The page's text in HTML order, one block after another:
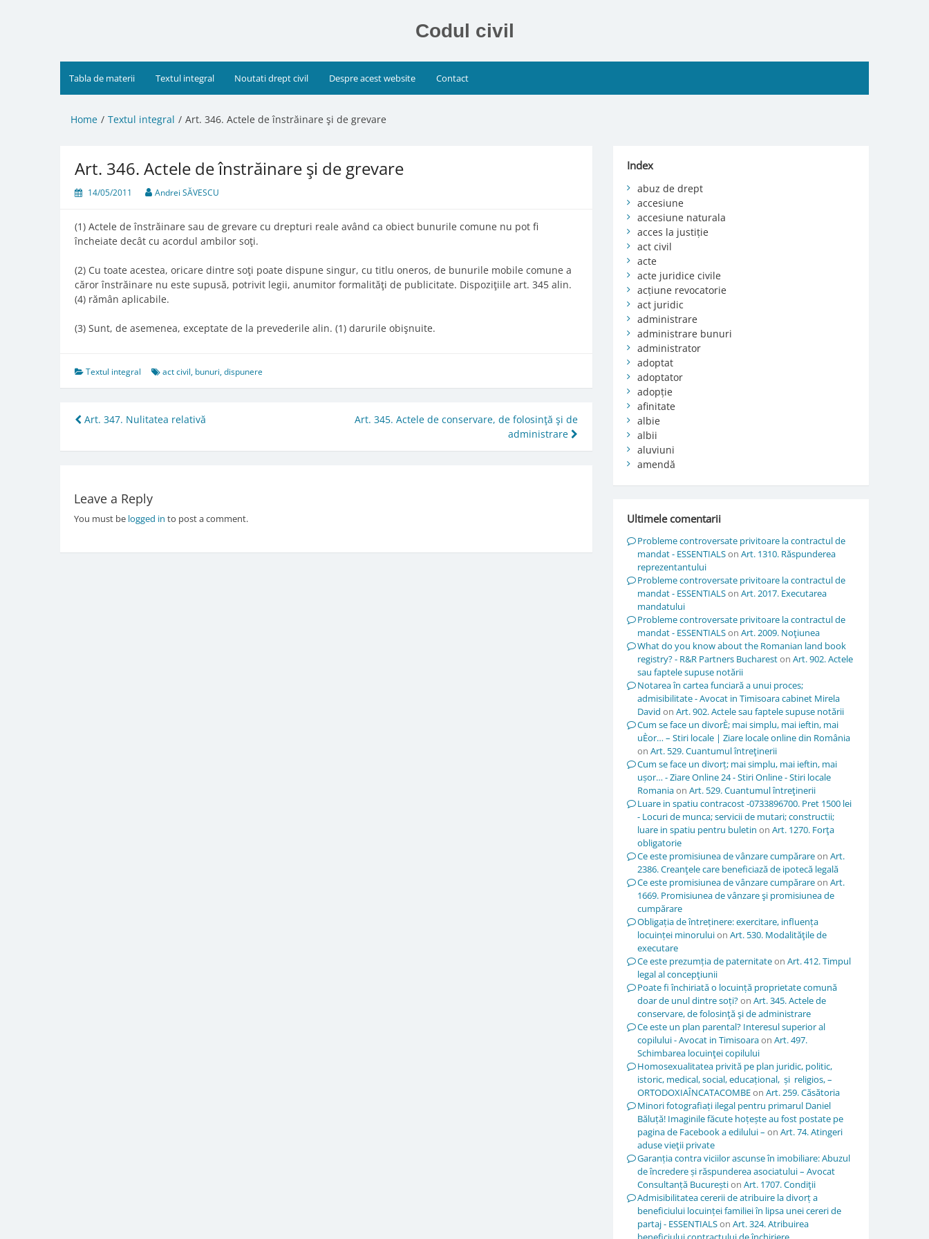
Codul civil
Tabla de materii Textul integral Noutati drept civil Despre acest website Contact
Home Textul integral Art. 346. Actele de înstrăinare şi de grevare
Art. 346. Actele de înstrăinare şi de grevare
14/05/2011 Andrei SĂVESCU
(1) Actele de înstrăinare sau de grevare cu drepturi reale având ca obiect bunurile comune nu pot fi
încheiate decât cu acordul ambilor soţi.
(2) Cu toate acestea, oricare dintre soţi poate dispune singur, cu titlu oneros, de bunurile mobile comune a
căror înstrăinare nu este supusă, potrivit legii, anumitor formalităţi de publicitate. Dispoziţiile art. 345 alin.
(4) rămân aplicabile.
(3) Sunt, de asemenea, exceptate de la prevederile alin. (1) darurile obişnuite.
Textul integral act civil, bunuri,dispunere
Post
navigation
Art. 347. Nulitatea relativă
Art. 345. Actele de conservare, de folosinţă şi de
administrare
Leave a Reply
You must be logged in to post a comment.
Index
abuz de drept
accesiune
accesiune naturala
acces la justiție
act civil
acte
acte juridice civile
acțiune revocatorie
act juridic
administrare
administrare bunuri
administrator
adoptat
adoptator
adopție
afinitate
albie
albii
aluviuni
amendă
Ultimele comentarii
Probleme controversate privitoare la contractul de
mandat - ESSENTIALSon Art. 1310. Răspunderea
reprezentantului
Probleme controversate privitoare la contractul de
mandat - ESSENTIALSon Art. 2017. Executarea
mandatului
Probleme controversate privitoare la contractul de
mandat - ESSENTIALSon Art. 2009. Noţiunea
What do you know about the Romanian land book
registry? - R&R Partners Buchareston Art. 902. Actele
sau faptele supuse notării
Notarea în cartea funciară a unui proces;
admisibilitate - Avocat in Timisoara cabinet Mirela
David on Art. 902. Actele sau faptele supuse notării
Cum se face un divorÈ; mai simplu, mai ieftin, mai
uÈor… – Stiri locale | Ziare locale online din România
on Art. 529. Cuantumul întreţinerii
Cum se face un divorț; mai simplu, mai ieftin, mai
ușor… - Ziare Online 24 - Stiri Online - Stiri locale
Romaniaon Art. 529. Cuantumul întreţinerii
Luare in spatiu contracost -0733896700. Pret 1500 lei
- Locuri de munca; servicii de mutari; constructii;
luare in spatiu pentru buletin on Art. 1270. Forţa
obligatorie
Ce este promisiunea de vânzare cumpărareon Art.
2386. Creanţele care beneficiază de ipotecă legală
Ce este promisiunea de vânzare cumpărareon Art.
1669. Promisiunea de vânzare şi promisiunea de
cumpărare
Obligația de întreținere: exercitare, influența
locuinței minoruluion Art. 530. Modalităţile de
executare
Ce este prezumția de paternitateon Art. 412. Timpul
legal al concepţiunii
Poate fi închiriată o locuință proprietate comună
doar de unul dintre soți?on Art. 345. Actele de
conservare, de folosinţă şi de administrare
Ce este un plan parental? Interesul superior al
copilului - Avocat in Timisoaraon Art. 497.
Schimbarea locuinţei copilului
Homosexualitatea privită pe plan juridic, politic,
istoric, medical, social, educațional, și religios, –
ORTODOXIAÎNCATACOMBEon Art. 259. Căsătoria
Minori fotografiați ilegal pentru primarul Daniel
Băluță! Imaginile făcute hoțește au fost postate pe
pagina de Facebook a edilului – on Art. 74. Atingeri
aduse vieţii private
Garanția contra viciilor ascunse în imobiliare: Abuzul
de încredere și răspunderea asociatului – Avocat
Consultanță Bucureștion Art. 1707. Condiţii
Admisibilitatea cererii de atribuire la divorț a
beneficiului locuinței familiei în lipsa unei cereri de
partaj - ESSENTIALSon Art. 324. Atribuirea